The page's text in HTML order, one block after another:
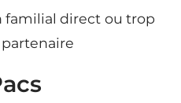
familial direct ou trop
partenaire